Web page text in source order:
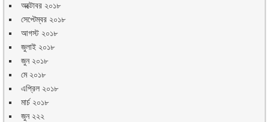
অক্টোবর ২০১৮
সেপ্টেম্বর ২০১৮
আগস্ট ২০১৮
জুলাই ২০১৮
জুন ২০১৮
মে ২০১৮
এপ্রিল ২০১৮
মার্চ ২০১৮
জুন ২২২